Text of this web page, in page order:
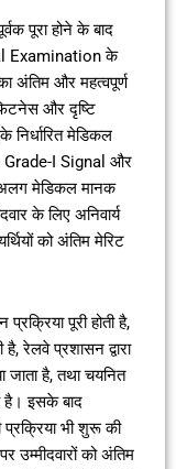
पूरा होने के बाद
Examination के
अंतिम और महत्वपूर्ण
और दृष्टि
मेडिकल
Grade-I Signal और
मेडिकल मानक
के लिए अनिवार्य
को अंतिम मेरिट
पूरी होती है,
है, रेलवे प्रशासन द्वारा
है, तथा चयनित
है। इसके बाद
भी शुरू की
उम्मीदवारों को अंतिम